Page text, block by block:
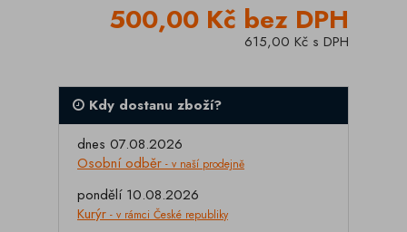
500,00 Kč bez DPH
615,00 Kč s DPH
Kdy dostanu zboží?
dnes 07.08.2026
Osobní odběr - v naší prodejně
pondělí 10.08.2026
Kurýr - v rámci České republiky